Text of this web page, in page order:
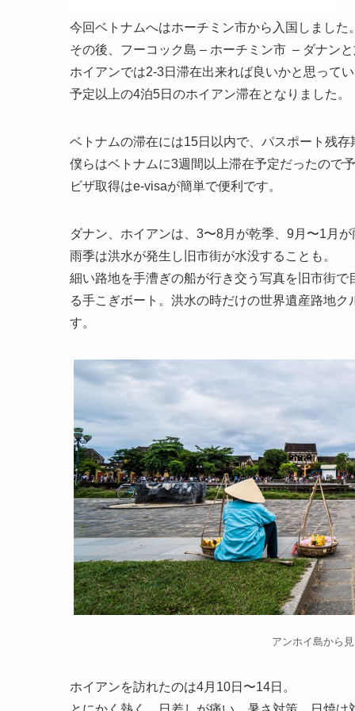
今回ベトナムへはホーチミン市から入国しました
その後、フーコック島 – ホーチミン市 – ダナン
ホイアンでは2-3日滞在出来れば良いかと思って
予定以上の4泊5日のホイアン滞在となりました。
ベトナムの滞在には15日以内で、パスポート残
僕らはベトナムに3週間以上滞在予定だったので
ビザ取得はe-visaが簡単で便利です。
ダナン、ホイアンは、3〜8月が乾季、9月〜1月
雨季は洪水が発生し旧市街が水没することも。
細い路地を手漕ぎの船が行き交う写真を旧市街
る手こぎボート。洪水の時だけの世界遺産路地
す。
アンホイ島から
ホイアンを訪れたのは4月10日〜14日。